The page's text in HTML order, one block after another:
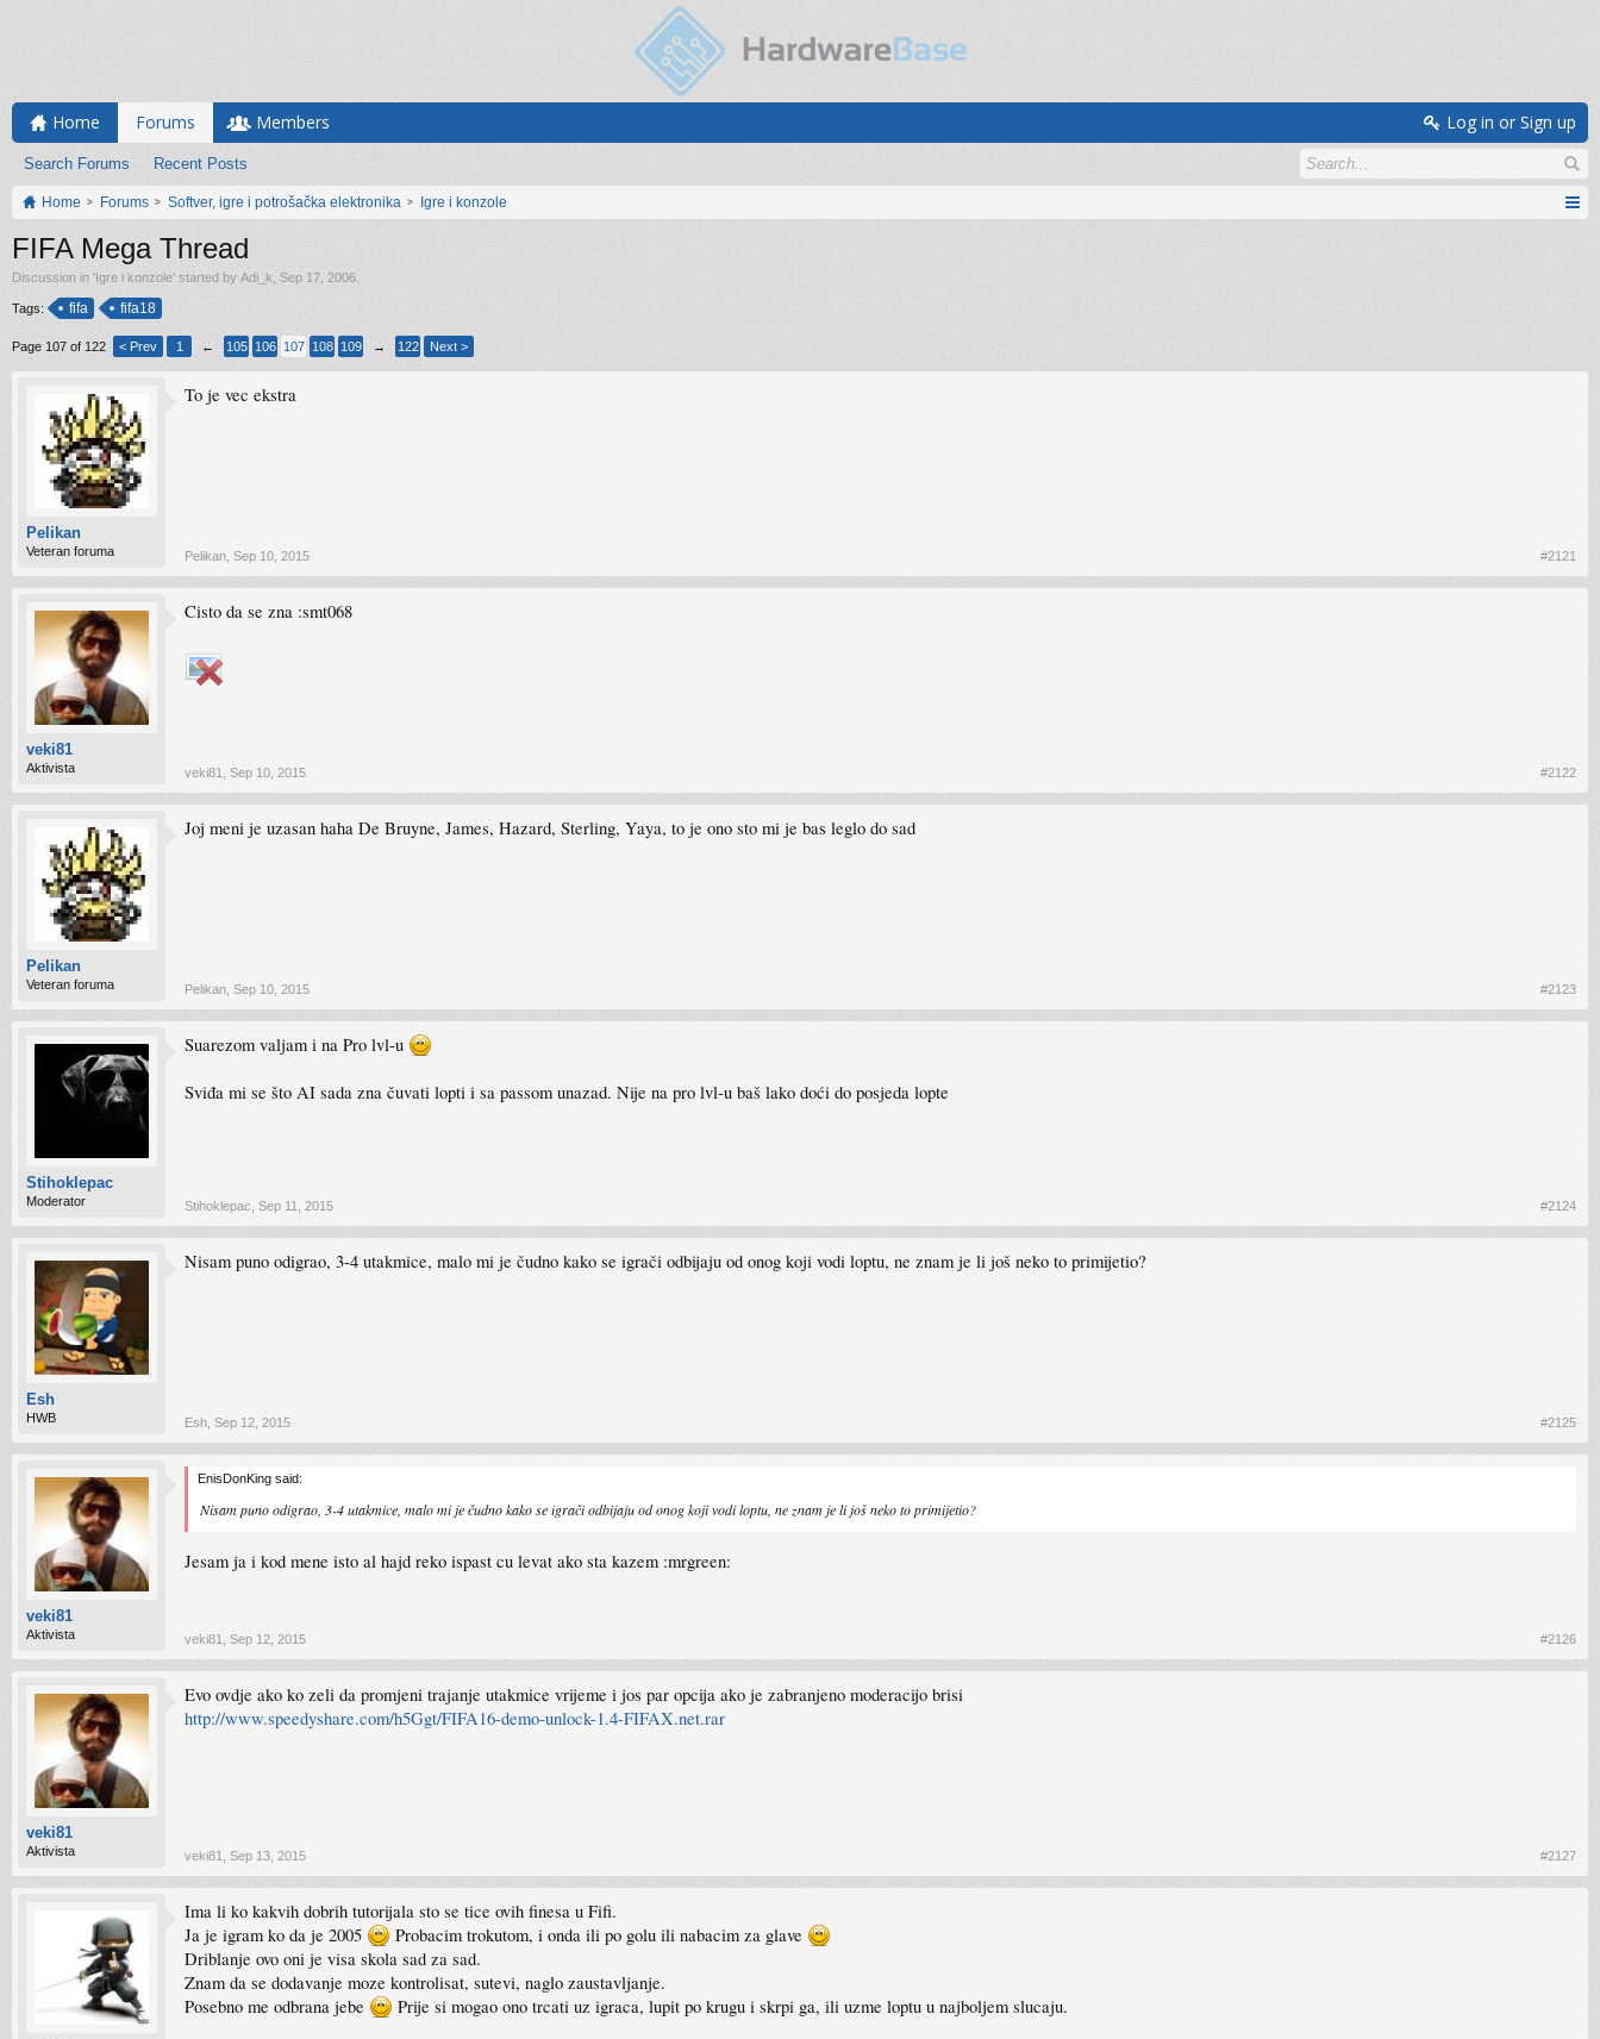
Home Forums
Search Forums Recent Posts
Members Log in or Sign up
Home Forums Softver, igre i potrošačka elektronika Igre i konzole
FIFA Mega Thread
Discussion in 'Igre i konzole' started by Adi_k Sep 17, 2006
Tags: fifa fifa18
Page 107 of 122 < Prev 1 ← 105 106 107 108 109 → 122 Next >
Pelikan
Veteran foruma
To je vec ekstra
Pelikan Sep 10, 2015 #2121
veki81
Aktivista
Cisto da se zna :smt068
veki81 Sep 10, 2015 #2122
Pelikan
Veteran foruma
Joj meni je uzasan haha De Bruyne, James, Hazard, Sterling, Yaya, to je ono sto mi je bas leglo do sad
Pelikan Sep 10, 2015 #2123
Stihoklepac
Moderator
Suarezom valjam i na Pro lvl-u
Sviđa mi se što AI sada zna čuvati lopti i sa passom unazad. Nije na pro lvl-u baš lako doći do posjeda lopte
Stihoklepac Sep 11, 2015 #2124
Esh
HWB
Nisam puno odigrao, 3-4 utakmice, malo mi je čudno kako se igrači odbijaju od onog koji vodi loptu, ne znam je li još neko to primijetio?
Esh Sep 12, 2015 #2125
veki81
Aktivista
EnisDonKing said:
Nisam puno odigrao, 3-4 utakmice, malo mi je čudno kako se igrači odbijaju od onog koji vodi loptu, ne znam je li još neko to primijetio?
Jesam ja i kod mene isto al hajd reko ispast cu levat ako sta kazem :mrgreen:
veki81 Sep 12, 2015 #2126
veki81
Aktivista
Evo ovdje ako ko zeli da promjeni trajanje utakmice vrijeme i jos par opcija ako je zabranjeno moderacijo brisi
http://www.speedyshare.com/h5Ggt/FIFA16-demo-unlock-1.4-FIFAX.net.rar
veki81 Sep 13, 2015 #2127
Ima li ko kakvih dobrih tutorijala sto se tice ovih finesa u Fifi.
Ja je igram ko da je 2005
Probacim trokutom, i onda ili po golu ili nabacim za glave
Driblanje ovo oni je visa skola sad za sad.
Znam da se dodavanje moze kontrolisat, sutevi, naglo zaustavljanje.
Posebno me odbrana jebe
Prije si mogao ono trcati uz igraca, lupit po krugu i skrpi ga, ili uzme loptu u najboljem slucaju.